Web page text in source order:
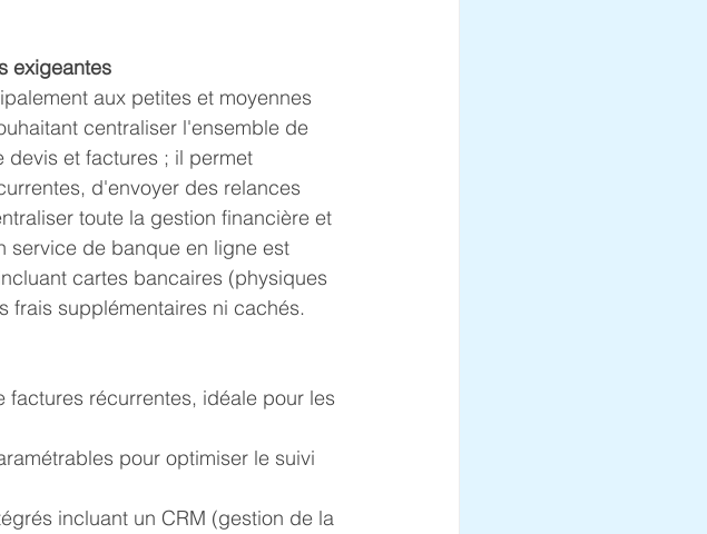
exigeantes
aux petites et moyennes
centraliser l'ensemble de
devis et factures ; il permet
d'envoyer des relances
toute la gestion financière et
service de banque en ligne est
cartes bancaires (physiques
frais supplémentaires ni cachés.
factures récurrentes, idéale pour les
pour optimiser le suivi
incluant un CRM (gestion de la